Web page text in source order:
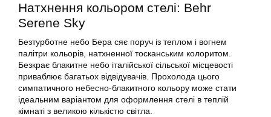
Натхнення кольором стелі: Behr
Serene Sky
Безтурботне небо Бера сяє поруч із теплом і вогнем
палітри кольорів, натхненної тосканським колоритом.
Безкрає блакитне небо італійської сільської місцевості
приваблює багатьох відвідувачів. Прохолода цього
симпатичного небесно-блакитного кольору може стати
ідеальним варіантом для оформлення стелі в теплій
кімнаті з великою кількістю світла.